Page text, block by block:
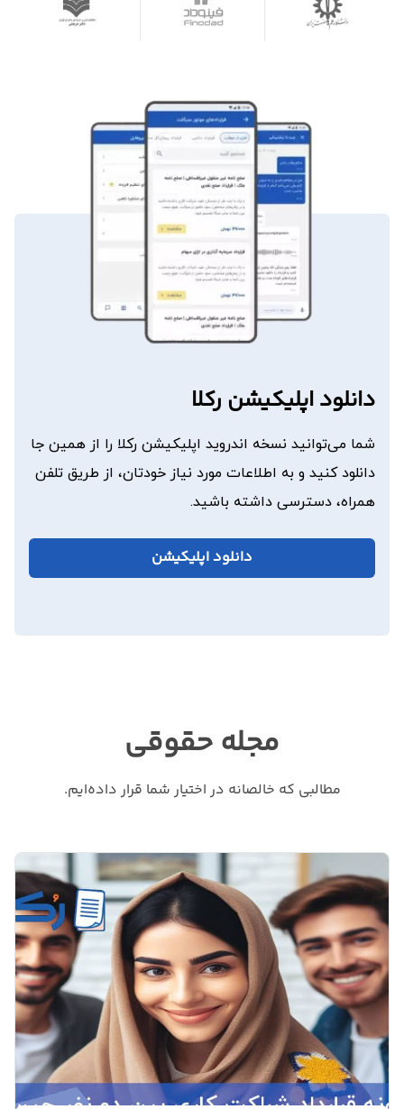
دانلود اپلیکیشن رکلا
شما می‌توانید نسخه اندروید اپلیکیشن رکلا را از همین جا
دانلود کنید و به اطلاعات مورد نیاز خودتان، از طریق تلفن
همراه، دسترسی داشته باشید.
دانلود اپلیکیشن
مجله حقوقی
مطالبی که خالصانه در اختیار شما قرار داده‌ایم.